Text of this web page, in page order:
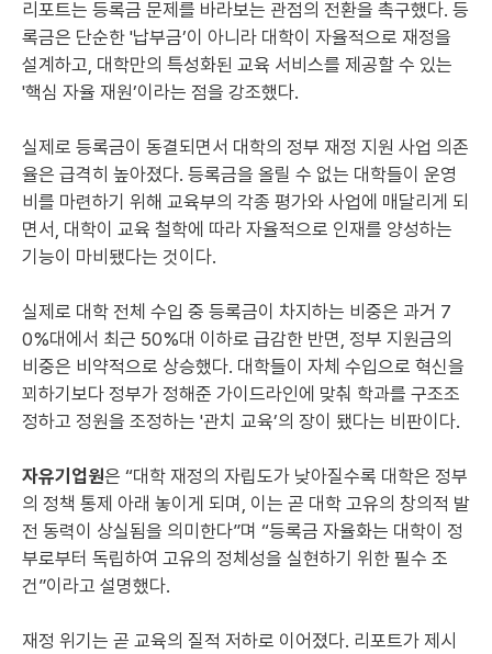
리포트는 등록금 문제를 바라보는 관점의 전환을 촉구했다. 등
록금은 단순한 '납부금’이 아니라 대학이 자율적으로 재정을
설계하고, 대학만의 특성화된 교육 서비스를 제공할 수 있는
'핵심 자율 재원’이라는 점을 강조했다.
실제로 등록금이 동결되면서 대학의 정부 재정 지원 사업 의존
율은 급격히 높아졌다. 등록금을 올릴 수 없는 대학들이 운영
비를 마련하기 위해 교육부의 각종 평가와 사업에 매달리게 되
면서, 대학이 교육 철학에 따라 자율적으로 인재를 양성하는
기능이 마비됐다는 것이다.
실제로 대학 전체 수입 중 등록금이 차지하는 비중은 과거 7
0%대에서 최근 50%대 이하로 급감한 반면, 정부 지원금의
비중은 비약적으로 상승했다. 대학들이 자체 수입으로 혁신을
꾀하기보다 정부가 정해준 가이드라인에 맞춰 학과를 구조조
정하고 정원을 조정하는 '관치 교육’의 장이 됐다는 비판이다.
자유기업원은 “대학 재정의 자립도가 낮아질수록 대학은 정부
의 정책 통제 아래 놓이게 되며, 이는 곧 대학 고유의 창의적 발
전 동력이 상실됨을 의미한다”며 “등록금 자율화는 대학이 정
부로부터 독립하여 고유의 정체성을 실현하기 위한 필수 조
건”이라고 설명했다.
재정 위기는 곧 교육의 질적 저하로 이어졌다. 리포트가 제시